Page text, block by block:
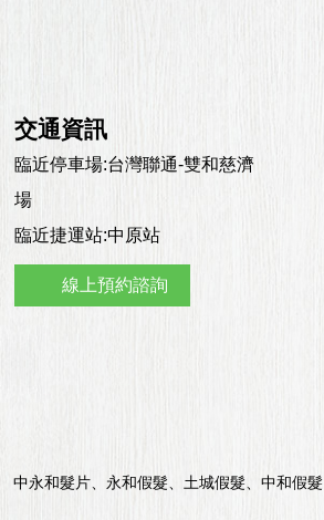
交通資訊
臨近停車場:台灣聯通-雙和慈濟
場
臨近捷運站:中原站
線上預約諮詢
中永和髮片、永和假髮、土城假髮、中和假髮